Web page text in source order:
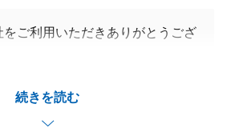
続きを読む
ご利用いただきありがとうござ
のことです。
命がありましたら、いつでもお気